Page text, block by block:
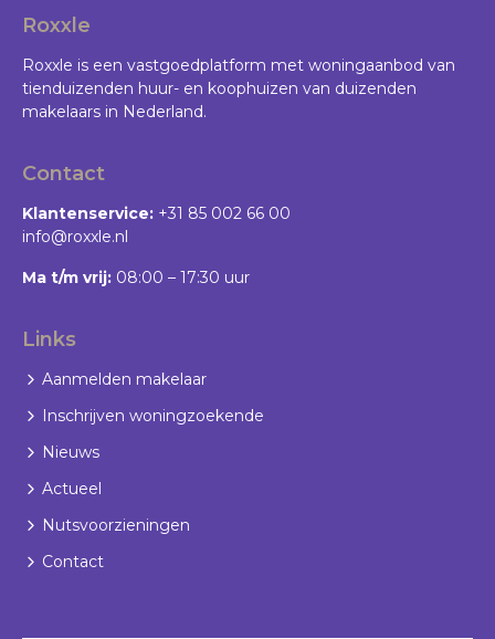
Roxxle
Roxxle is een vastgoedplatform met woningaanbod van
tienduizenden huur- en koophuizen van duizenden
makelaars in Nederland.
Contact
Klantenservice: +31 85 002 66 00
info@roxxle.nl
Ma t/m vrij: 08:00 – 17:30 uur
Links
Aanmelden makelaar
Inschrijven woningzoekende
Nieuws
Actueel
Nutsvoorzieningen
Contact